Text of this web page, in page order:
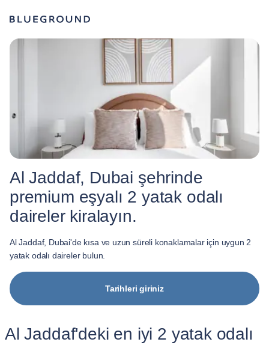
Al Jaddaf, Dubai şehrinde
premium eşyalı 2 yatak odalı
daireler kiralayın.
Al Jaddaf, Dubai'de kısa ve uzun süreli konaklamalar için uygun 2
yatak odalı daireler bulun.
Tarihleri giriniz
Al Jaddaf'deki en iyi 2 yatak odalı